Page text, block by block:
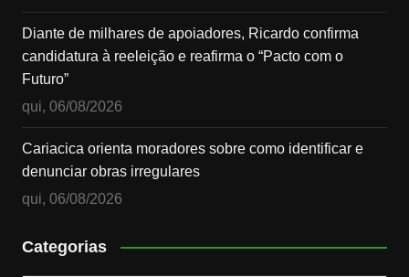
Diante de milhares de apoiadores, Ricardo confirma
candidatura à reeleição e reafirma o “Pacto com o
Futuro”
qui, 06/08/2026
Cariacica orienta moradores sobre como identificar e
denunciar obras irregulares
qui, 06/08/2026
Categorias